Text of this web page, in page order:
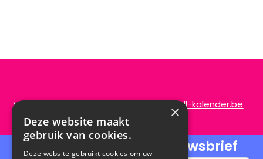
Vragen of opmerkingen?info@de-scroll-kalender.be
Schrijf je in voor onze nieuwsbrief
×
Deze website maakt
gebruik van cookies.
Deze website gebruikt cookies om uw